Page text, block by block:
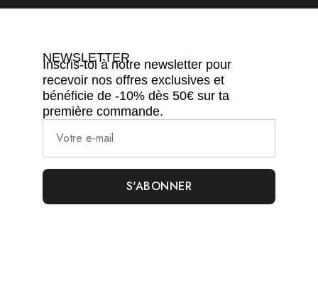
NEWSLETTER
Inscris-toi à notre newsletter pour
recevoir nos offres exclusives et
bénéficie de -10% dès 50€ sur ta
première commande.